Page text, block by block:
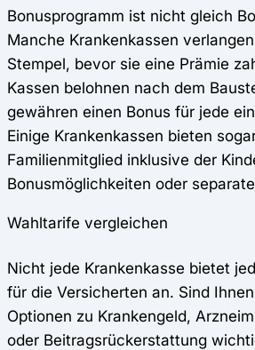
Bonusprogramm ist nicht gleich
Manche Krankenkassen
Stempel, bevor sie eine Prämie
Kassen belohnen nach dem
gewähren einen Bonus für jede
Einige Krankenkassen bieten
Familienmitglied inklusive der
Bonusmöglichkeiten oder
Wahltarife vergleichen
Nicht jede Krankenkasse bietet
für die Versicherten an. Sind
Optionen zu Krankengeld,
oder Beitragsrückerstattung